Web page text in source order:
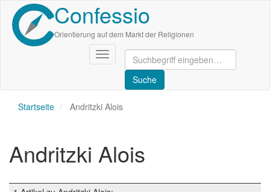
Direkt
zum
Inhalt
Confessio
Orientierung auf dem Markt der Religionen
Navigation
aktivieren/deaktivieren
Startseite Andritzki Alois
Andritzki Alois